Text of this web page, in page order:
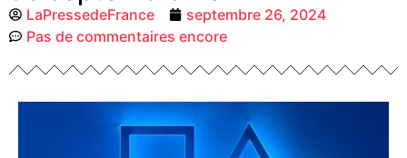
LaPressedeFrance
septembre 26, 2024
Pas de commentaires encore